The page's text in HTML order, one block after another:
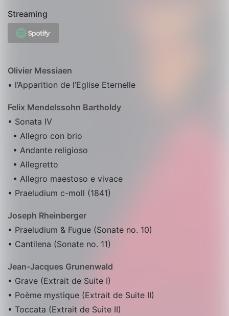
Streaming
Olivier Messiaen
• l’Apparition de l’Eglise Eternelle
Felix Mendelssohn Bartholdy
• Sonata IV
• Allegro con brio
• Andante religioso
• Allegretto
• Allegro maestoso e vivace
• Praeludium c-moll (1841)
Joseph Rheinberger
• Praeludium & Fugue (Sonate no. 10)
• Cantilena (Sonate no. 11)
Jean-Jacques Grunenwald
• Grave (Extrait de Suite I)
• Poème mystique (Extrait de Suite II)
• Toccata (Extrait de Suite II)